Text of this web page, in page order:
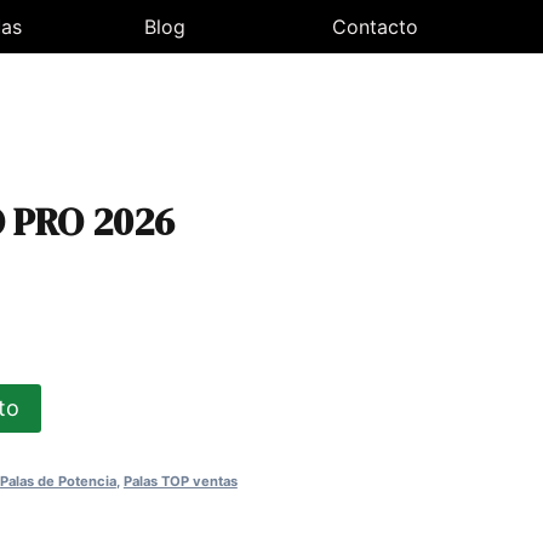
Blog Contacto
2026
Palas de Potencia, Palas TOP ventas